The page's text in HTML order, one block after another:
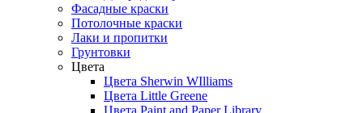
Фасадные краски
Потолочные краски
Лаки и пропитки
Грунтовки
Цвета
Цвета Sherwin WIlliams
Цвета Little Greene
Цвета Paint and Paper Library